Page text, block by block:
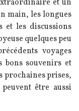
et un
main, les longues
et les discussions
quelques peu
voyages
bons souvenirs et
prochaines prises,
être aussi